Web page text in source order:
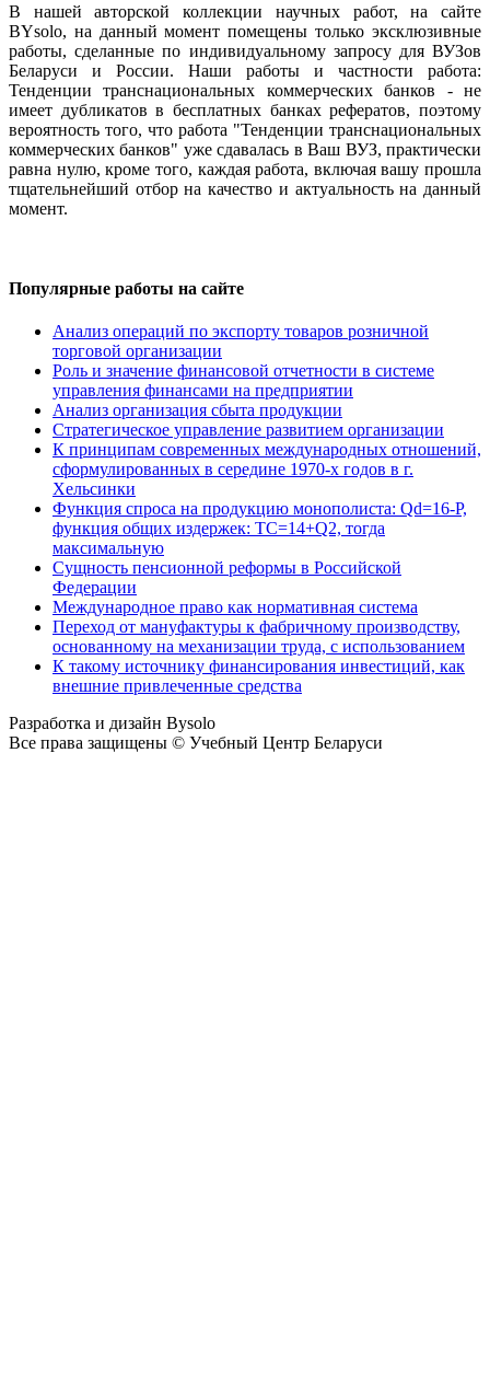
В нашей авторской коллекции научных работ, на сайте
BYsolo, на данный момент помещены только эксклюзивные
работы, сделанные по индивидуальному запросу для ВУЗов
Беларуси и России. Наши работы и частности работа:
Тенденции транснациональных коммерческих банков - не
имеет дубликатов в бесплатных банках рефератов, поэтому
вероятность того, что работа "Тенденции транснациональных
коммерческих банков" уже сдавалась в Ваш ВУЗ, практически
равна нулю, кроме того, каждая работа, включая вашу прошла
тщательнейший отбор на качество и актуальность на данный
момент.
Популярные работы на сайте
Анализ операций по экспорту товаров розничной
торговой организации
Роль и значение финансовой отчетности в системе
управления финансами на предприятии
Анализ организация сбыта продукции
Стратегическое управление развитием организации
К принципам современных международных отношений,
сформулированных в середине 1970-х годов в г.
Хельсинки
Функция спроса на продукцию монополиста: Qd=16-P,
функция общих издержек: TC=14+Q2, тогда
максимальную
Сущность пенсионной реформы в Российской
Федерации
Международное право как нормативная система
Переход от мануфактуры к фабричному производству,
основанному на механизации труда, с использованием
К такому источнику финансирования инвестиций, как
внешние привлеченные средства
Разработка и дизайн Bysolo
Все права защищены © Учебный Центр Беларуси